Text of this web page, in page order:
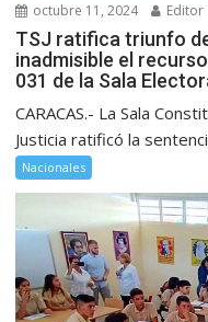
octubre 11, 2024 Editor
TSJ ratifica triunfo
inadmisible el
031 de la Sala
CARACAS.- La Sala
Justicia ratificó la
Nacionales